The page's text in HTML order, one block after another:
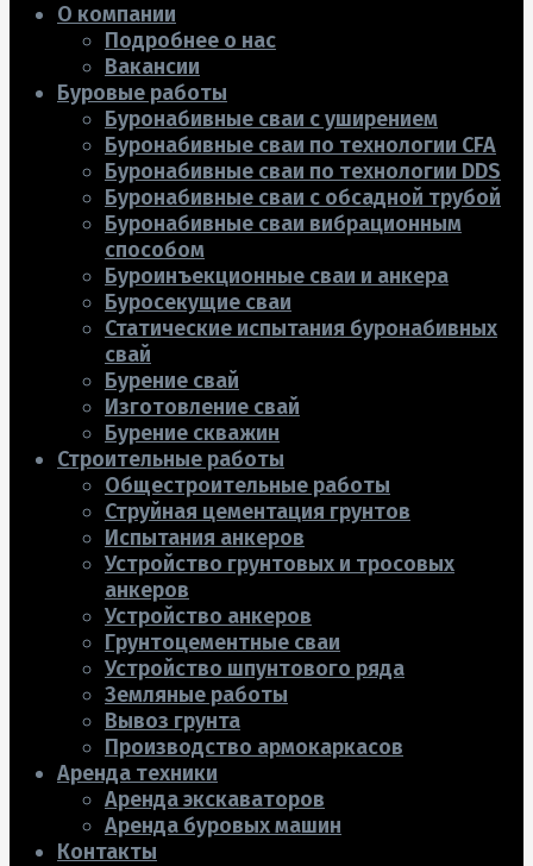
О компании
Подробнее о нас
Вакансии
Буровые работы
Буронабивные сваи с уширением
Буронабивные сваи по технологии CFA
Буронабивные сваи по технологии DDS
Буронабивные сваи с обсадной трубой
Буронабивные сваи вибрационным
способом
Буроинъекционные сваи и анкера
Буросекущие сваи
Статические испытания буронабивных
свай
Бурение свай
Изготовление свай
Бурение скважин
Строительные работы
Общестроительные работы
Струйная цементация грунтов
Испытания анкеров
Устройство грунтовых и тросовых
анкеров
Устройство анкеров
Грунтоцементные сваи
Устройство шпунтового ряда
Земляные работы
Вывоз грунта
Производство армокаркасов
Аренда техники
Аренда экскаваторов
Аренда буровых машин
Контакты